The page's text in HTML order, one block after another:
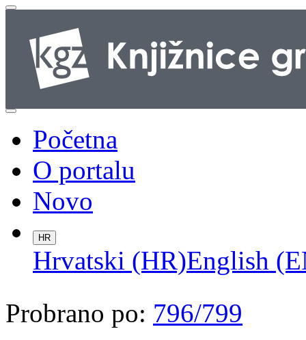
Početna
O portalu
Novo
HR
Hrvatski (HR)English
Probrano po: 796/799